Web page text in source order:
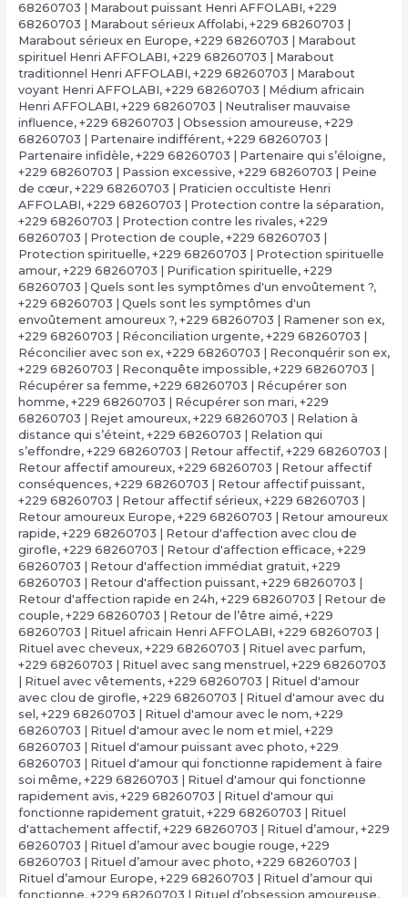
68260703 | Marabout puissant Henri AFFOLABI, +229
68260703 | Marabout sérieux Affolabi, +229 68260703 |
Marabout sérieux en Europe, +229 68260703 | Marabout
spirituel Henri AFFOLABI, +229 68260703 | Marabout
traditionnel Henri AFFOLABI, +229 68260703 | Marabout
voyant Henri AFFOLABI, +229 68260703 | Médium africain
Henri AFFOLABI, +229 68260703 | Neutraliser mauvaise
influence, +229 68260703 | Obsession amoureuse, +229
68260703 | Partenaire indifférent, +229 68260703 |
Partenaire infidèle, +229 68260703 | Partenaire qui s’éloigne,
+229 68260703 | Passion excessive, +229 68260703 | Peine
de cœur, +229 68260703 | Praticien occultiste Henri
AFFOLABI, +229 68260703 | Protection contre la séparation,
+229 68260703 | Protection contre les rivales, +229
68260703 | Protection de couple, +229 68260703 |
Protection spirituelle, +229 68260703 | Protection spirituelle
amour, +229 68260703 | Purification spirituelle, +229
68260703 | Quels sont les symptômes d'un envoûtement ?,
+229 68260703 | Quels sont les symptômes d'un
envoûtement amoureux ?, +229 68260703 | Ramener son ex,
+229 68260703 | Réconciliation urgente, +229 68260703 |
Réconcilier avec son ex, +229 68260703 | Reconquérir son ex,
+229 68260703 | Reconquête impossible, +229 68260703 |
Récupérer sa femme, +229 68260703 | Récupérer son
homme, +229 68260703 | Récupérer son mari, +229
68260703 | Rejet amoureux, +229 68260703 | Relation à
distance qui s’éteint, +229 68260703 | Relation qui
s’effondre, +229 68260703 | Retour affectif, +229 68260703 |
Retour affectif amoureux, +229 68260703 | Retour affectif
conséquences, +229 68260703 | Retour affectif puissant,
+229 68260703 | Retour affectif sérieux, +229 68260703 |
Retour amoureux Europe, +229 68260703 | Retour amoureux
rapide, +229 68260703 | Retour d'affection avec clou de
girofle, +229 68260703 | Retour d'affection efficace, +229
68260703 | Retour d'affection immédiat gratuit, +229
68260703 | Retour d'affection puissant, +229 68260703 |
Retour d'affection rapide en 24h, +229 68260703 | Retour de
couple, +229 68260703 | Retour de l’être aimé, +229
68260703 | Rituel africain Henri AFFOLABI, +229 68260703 |
Rituel avec cheveux, +229 68260703 | Rituel avec parfum,
+229 68260703 | Rituel avec sang menstruel , +229 68260703
| Rituel avec vêtements, +229 68260703 | Rituel d'amour
avec clou de girofle, +229 68260703 | Rituel d'amour avec du
sel , +229 68260703 | Rituel d'amour avec le nom, +229
68260703 | Rituel d'amour avec le nom et miel , +229
68260703 | Rituel d'amour puissant avec photo, +229
68260703 | Rituel d'amour qui fonctionne rapidement à faire
soi même, +229 68260703 | Rituel d'amour qui fonctionne
rapidement avis, +229 68260703 | Rituel d'amour qui
fonctionne rapidement gratuit, +229 68260703 | Rituel
d'attachement affectif, +229 68260703 | Rituel d’amour, +229
68260703 | Rituel d’amour avec bougie rouge, +229
68260703 | Rituel d’amour avec photo, +229 68260703 |
Rituel d’amour Europe, +229 68260703 | Rituel d’amour qui
fonctionne, +229 68260703 | Rituel d’obsession amoureuse,